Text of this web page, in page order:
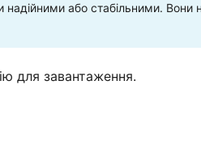
надійними або стабільними.
для завантаження.